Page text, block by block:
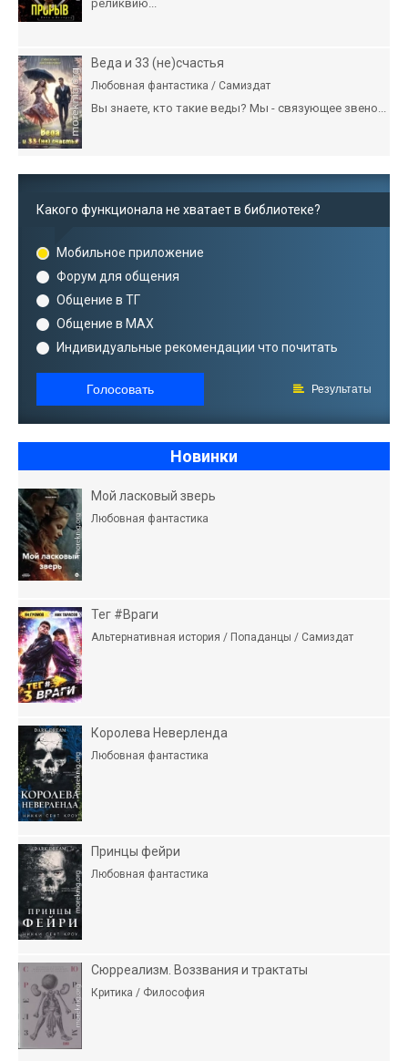
реликвию...
Веда и 33 (не)счастья
Любовная фантастика / Самиздат
Вы знаете, кто такие веды? Мы - связующее звено...
Какого функционала не хватает в библиотеке?
Мобильное приложение
Форум для общения
Общение в ТГ
Общение в MAX
Индивидуальные рекомендации что почитать
Голосовать Результаты
Новинки
Мой ласковый зверь
Любовная фантастика
Тег #Враги
Альтернативная история / Попаданцы / Самиздат
Королева Неверленда
Любовная фантастика
Принцы фейри
Любовная фантастика
Сюрреализм. Воззвания и трактаты
Критика / Философия